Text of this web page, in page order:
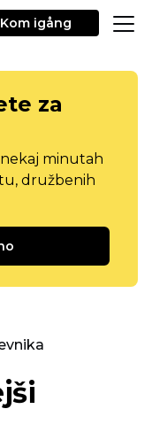
Kom igång
za
minutah
družbenih